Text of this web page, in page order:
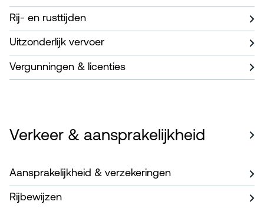
Rij- en rusttijden
Uitzonderlijk vervoer
Vergunningen & licenties
Verkeer & aansprakelijkheid
Aansprakelijkheid & verzekeringen
Rijbewijzen